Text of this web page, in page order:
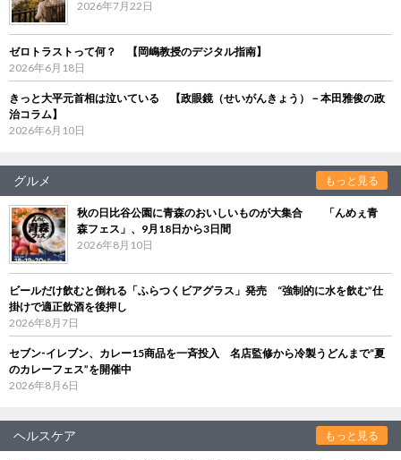
2026年7月22日
ゼロトラストって何？ 【岡嶋教授のデジタル指南】
2026年6月18日
きっと大平元首相は泣いている 【政眼鏡（せいがんきょう）－本田雅俊の政
治コラム】
2026年6月10日
グルメ もっと見る
秋の日比谷公園に青森のおいしいものが大集合 「んめぇ青
森フェス」、9月18日から3日間
2026年8月10日
ビールだけ飲むと倒れる「ふらつくビアグラス」発売 “強制的に水を飲む”仕
掛けで適正飲酒を後押し
2026年8月7日
セブン‐イレブン、カレー15商品を一斉投入 名店監修から冷製うどんまで“夏
のカレーフェス”を開催中
2026年8月6日
ヘルスケア もっと見る